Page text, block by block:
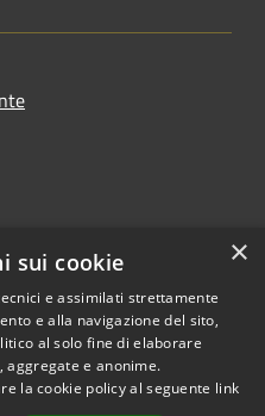
Copyright © 2026 • Comune di
Caronno Pertusella • Powered
×
sui cookie
e assimilati strettamente
e alla navigazione del sito,
al solo fine di elaborare
aggregate e anonime.
la cookie policy al seguente link